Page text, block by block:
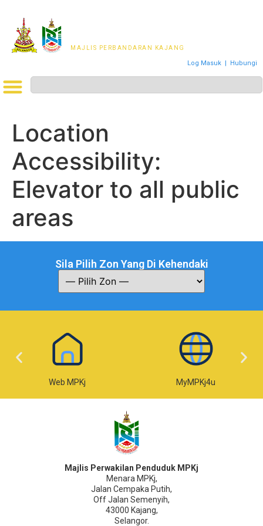
MAJLIS PERBANDARAN KAJANG
Log Masuk | Hubungi
Location
Accessibility:
Elevator to all public
areas
Sila Pilih Zon Yang Di Kehendaki
Web MPKj MyMPKj4u
Majlis Perwakilan Penduduk MPKj
Menara MPKj,
Jalan Cempaka Putih,
Off Jalan Semenyih,
43000 Kajang,
Selangor.